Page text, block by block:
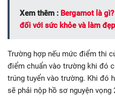
Xem thêm : Bergamot là
đối với sức khỏe và làm đẹp
Trường hợp nếu mức điểm thi
điểm chuẩn vào trường khi đó
trúng tuyển vào trường. Khi đó
sẽ phải nộp hồ sơ nguyện vọng